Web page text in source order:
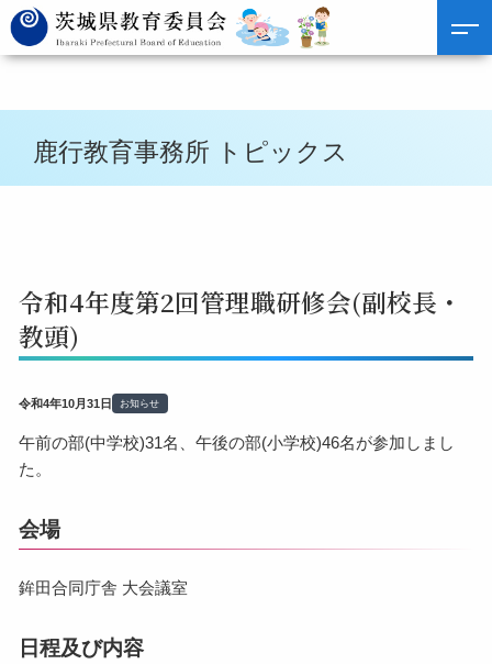
鹿行教育事務所 トピックス
令和4年度第2回管理職研修会(副校長・
教頭)
令和4年10月31日 お知らせ
午前の部(中学校)31名、午後の部(小学校)46名が参加しまし
た。
会場
鉾田合同庁舎 大会議室
日程及び内容